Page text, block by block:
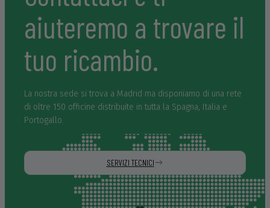
aiuteremo a trovare il
tuo ricambio.
La nostra sede si trova a Madrid ma disponiamo di una rete
di oltre 150 officine distribuite in tutta la Spagna, Italia e
Portogallo.
SERVIZI TECNICI